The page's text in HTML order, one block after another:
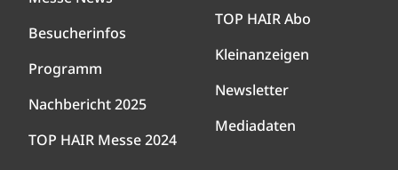
Besucherinfos
Programm
Nachbericht 2025
TOP HAIR Messe 2024
TOP HAIR Abo
Kleinanzeigen
Newsletter
Mediadaten